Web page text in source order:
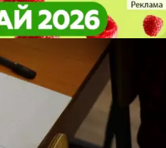
области стартовал
период ЕГЭ
области стартовал
период ЕГЭ
по